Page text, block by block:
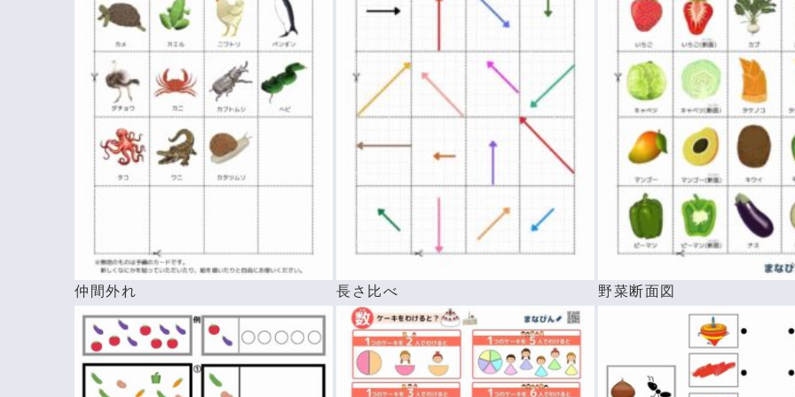
仲間外れ 長さ比べ 野菜断面図